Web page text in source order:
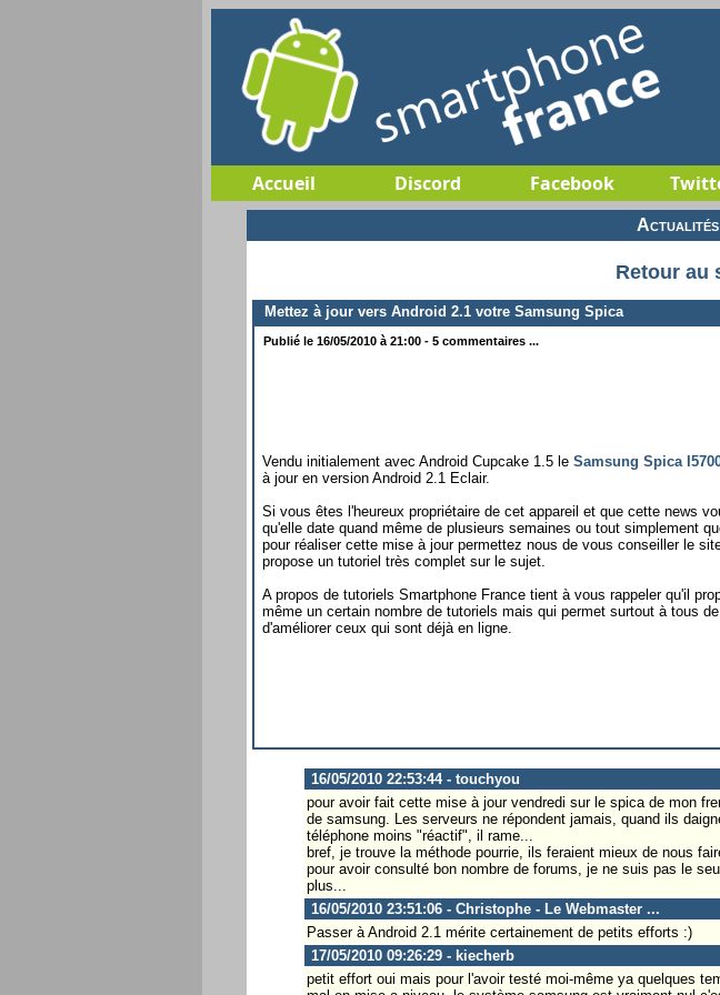
Accueil Discord Facebook
Actualités
Retour au
Mettez à jour vers Android 2.1 votre Samsung Spica
Publié le 16/05/2010 à 21:00 - 5 commentaires ...
Vendu initialement avec Android Cupcake 1.5 le Samsung Spica
à jour en version Android 2.1 Eclair.
Si vous êtes l'heureux propriétaire de cet appareil et que cette news
qu'elle date quand même de plusieurs semaines ou tout simplement
pour réaliser cette mise à jour permettez nous de vous conseiller le
propose un tutoriel très complet sur le sujet.
A propos de tutoriels Smartphone France tient à vous rappeler qu'il
même un certain nombre de tutoriels mais qui permet surtout à tous
d'améliorer ceux qui sont déjà en ligne.
16/05/2010 22:53:44 - touchyou
pour avoir fait cette mise à jour vendredi sur le spica de mon
de samsung. Les serveurs ne répondent jamais, quand ils
téléphone moins "réactif", il rame...
bref, je trouve la méthode pourrie, ils feraient mieux de nous
pour avoir consulté bon nombre de forums, je ne suis pas le
plus...
16/05/2010 23:51:06 - Christophe - Le Webmaster ...
Passer à Android 2.1 mérite certainement de petits efforts :)
17/05/2010 09:26:29 - kiecherb
petit effort oui mais pour l'avoir testé moi-même ya quelques